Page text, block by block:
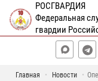
РОСГВАРДИЯ
Федеральная
гвардии
Главная Новости